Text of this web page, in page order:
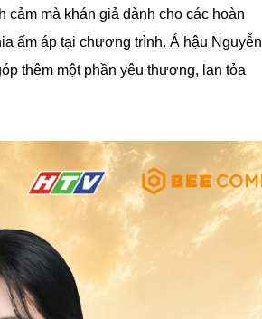
mà khán giả dành cho các hoàn
ấm áp tại chương trình. Á hậu Nguyễn
thêm một phần yêu thương, lan tỏa